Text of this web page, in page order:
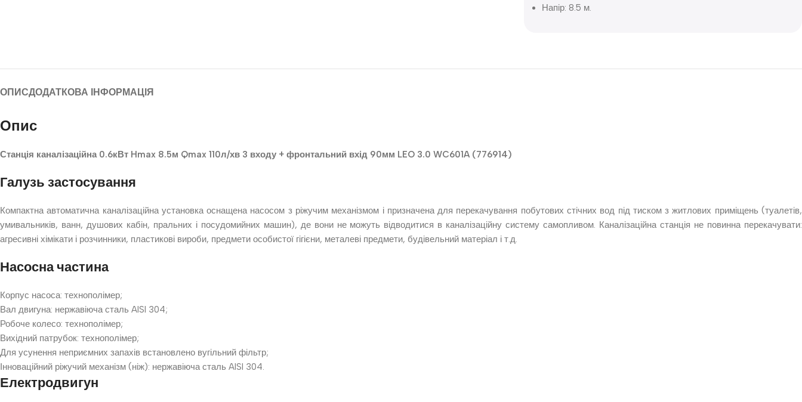
Напір: 8.5 м.
ОПИСДОДАТКОВА ІНФОРМАЦІЯ
Опис
Станція каналізаційна 0.6кВт Hmax 8.5м Qmax 110л/хв 3 входу + фронтальний вхід 90мм LEO 3.0 WC601A (776914)
Галузь застосування
Компактна автоматична каналізаційна установка оснащена насосом з ріжучим механізмом і призначена для перекачування побутових стічних вод під тиском з житлових приміщень (туалетів,
умивальників, ванн, душових кабін, пральних і посудомийних машин), де вони не можуть відводитися в каналізаційну систему самопливом. Каналізаційна станція не повинна перекачувати:
агресивні хімікати і розчинники, пластикові вироби, предмети особистої гігієни, металеві предмети, будівельний матеріал і т.д.
Насосна частина
Корпус насоса: технополімер;
Вал двигуна: нержавіюча сталь AISI 304;
Робоче колесо: технополімер;
Вихідний патрубок: технополімер;
Для усунення неприємних запахів встановлено вугільний фільтр;
Інноваційний ріжучий механізм (ніж): нержавіюча сталь AISI 304.
Електродвигун